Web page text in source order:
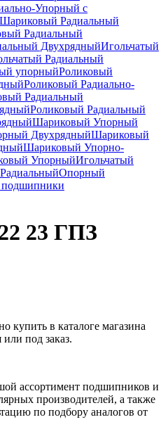
Упорный с
Шариковый Радиальный
Радиальный
ДвухрядныйИгольчатый
Радиальный
упорныйРоликовый
Роликовый Радиально-
Радиальный
Роликовый Радиальный
Шариковый Упорный
ДвухрядныйШариковый
Шариковый Упорно-
УпорныйИгольчатый
Опорный
подшипники
23 ГПЗ
в каталоге магазина
под заказ.
ассортимент подшипников и
производителей, а также
по подбору аналогов от